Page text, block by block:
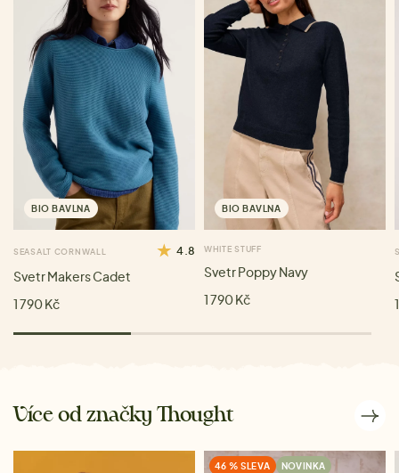
BIO BAVLNA
SEASALT CORNWALL 4.8
Svetr Makers Cadet
1 790 Kč
BIO BAVLNA
WHITE STUFF
Svetr Poppy Navy
1 790 Kč
Více od značky Thought
46 % SLEVA NOVINKA